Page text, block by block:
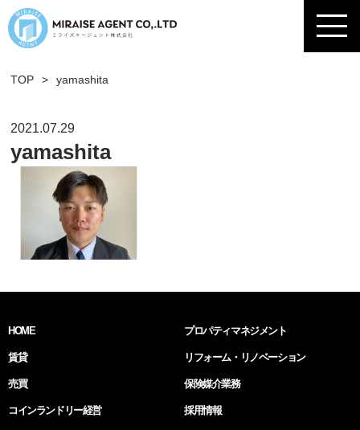
TOP > yamashita
2021.07.29
yamashita
HOME
賃貸
売買
プロパティマネジメント
リフォーム・リノベーション
保険媒介業務
コインランドリー経営 採用情報